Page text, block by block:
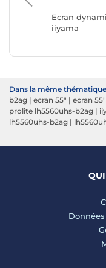
Ecran
iiyama
Dans la même
b2ag | ecran 55" | ecran
prolite lh5560uhs-b2ag |
lh5560uhs-b2ag |